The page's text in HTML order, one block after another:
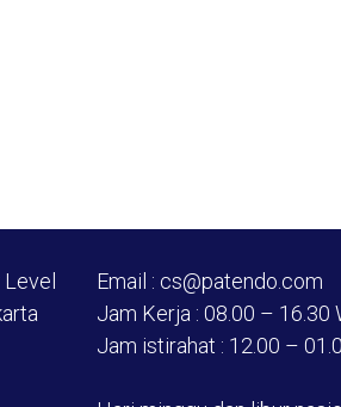
Email : cs@patendo.com
Jam Kerja : 08.00 – 16.30
Jam istirahat : 12.00 –